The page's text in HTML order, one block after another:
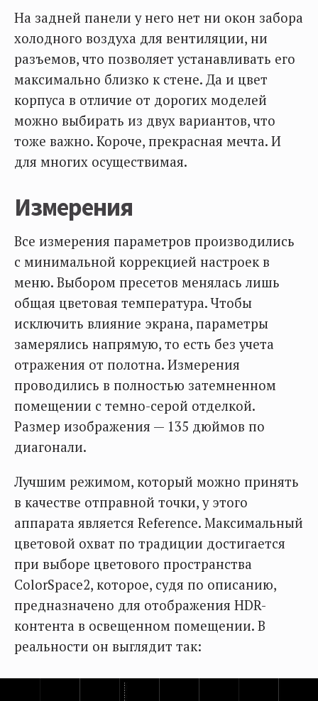
На задней панели у него нет ни окон забора
холодного воздуха для вентиляции, ни
разъемов, что позволяет устанавливать его
максимально близко к стене. Да и цвет
корпуса в отличие от дорогих моделей
можно выбирать из двух вариантов, что
тоже важно. Короче, прекрасная мечта. И
для многих осуществимая.
Измерения
Все измерения параметров производились
с минимальной коррекцией настроек в
меню. Выбором пресетов менялась лишь
общая цветовая температура. Чтобы
исключить влияние экрана, параметры
замерялись напрямую, то есть без учета
отражения от полотна. Измерения
проводились в полностью затемненном
помещении с темно-серой отделкой.
Размер изображения — 135 дюймов по
диагонали.
Лучшим режимом, который можно принять
в качестве отправной точки, у этого
аппарата является Reference. Максимальный
цветовой охват по традиции достигается
при выборе цветового пространства
ColorSpace2, которое, судя по описанию,
предназначено для отображения HDR-
контента в освещенном помещении. В
реальности он выглядит так: